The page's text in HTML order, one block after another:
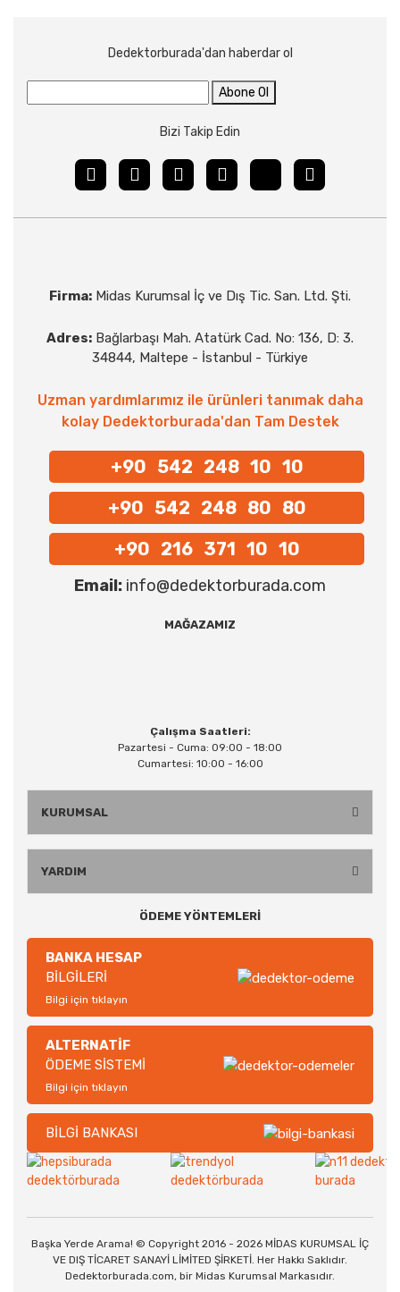
Dedektorburada'dan haberdar ol
Abone Ol
Bizi Takip Edin
Firma: Midas Kurumsal İç ve Dış Tic. San. Ltd. Şti.
Adres: Bağlarbaşı Mah. Atatürk Cad. No: 136, D: 3.
34844, Maltepe - İstanbul - Türkiye
Uzman yardımlarımız ile ürünleri tanımak daha
kolay Dedektorburada'dan Tam Destek
+90 542 248 10 10
+90 542 248 80 80
+90 216 371 10 10
Email: info@dedektorburada.com
MAĞAZAMIZ
Çalışma Saatleri:
Pazartesi - Cuma: 09:00 - 18:00
Cumartesi: 10:00 - 16:00
KURUMSAL
YARDIM
ÖDEME YÖNTEMLERİ
BANKA HESAP
BİLGİLERİ
Bilgi için tıklayın
ALTERNATİF
ÖDEME SİSTEMİ
Bilgi için tıklayın
BİLGİ BANKASI
Başka Yerde Arama! © Copyright 2016 - 2026 MİDAS KURUMSAL İÇ
VE DIŞ TİCARET SANAYİ LİMİTED ŞİRKETİ. Her Hakkı Saklıdır.
Dedektorburada.com, bir Midas Kurumsal Markasıdır.